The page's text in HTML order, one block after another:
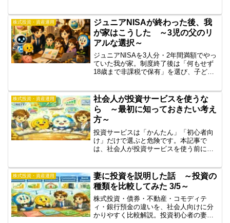
します。
株式投資・資産運用
ジュニアNISAが終わった後、我
が家はこうした ～3児の父のリ
アルな選択～
ジュニアNISAを3人分・2年間満額でやっ
ていた我が家。制度終了後は「何もせず
18歳まで非課税で保有」を選び、子ども
ではなく、3児の父の実際の選択と理由を
書きます。
株式投資・資産運用
社会人が投資サービスを使うな
ら ～最初に知っておきたい考え
方～
投資サービスは「かんたん」「初心者向
け」だけで選ぶと危険です。本記事で
は、社会人が投資サービスを使う前に整
に知っておきたい基本をまとめました。
株式投資・資産運用
妻に投資を説明した話 ～投資の
種類を比較してみた 3/5～
株式投資・債券・不動産・コモディテ
ィ・銀行預金の違いを、社会人向けに分
かりやすく比較解説。投資初心者の妻に